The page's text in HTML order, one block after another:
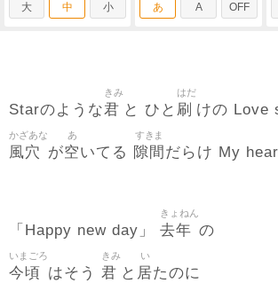
大 中 小 あ A OFF
Starのような君
きみ
と ひと 刷
はだ
けの Love
風穴
かざあな
が空
あ
いてる 隙間
すきま
だらけ My
「Happy new day」 去年
きょねん
の
今頃
いまごろ
はそう 君
きみ
と 居
い
たのに